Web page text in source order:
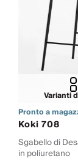
Varianti
Pronto a
Koki 708
Sgabello di
in poliuretano